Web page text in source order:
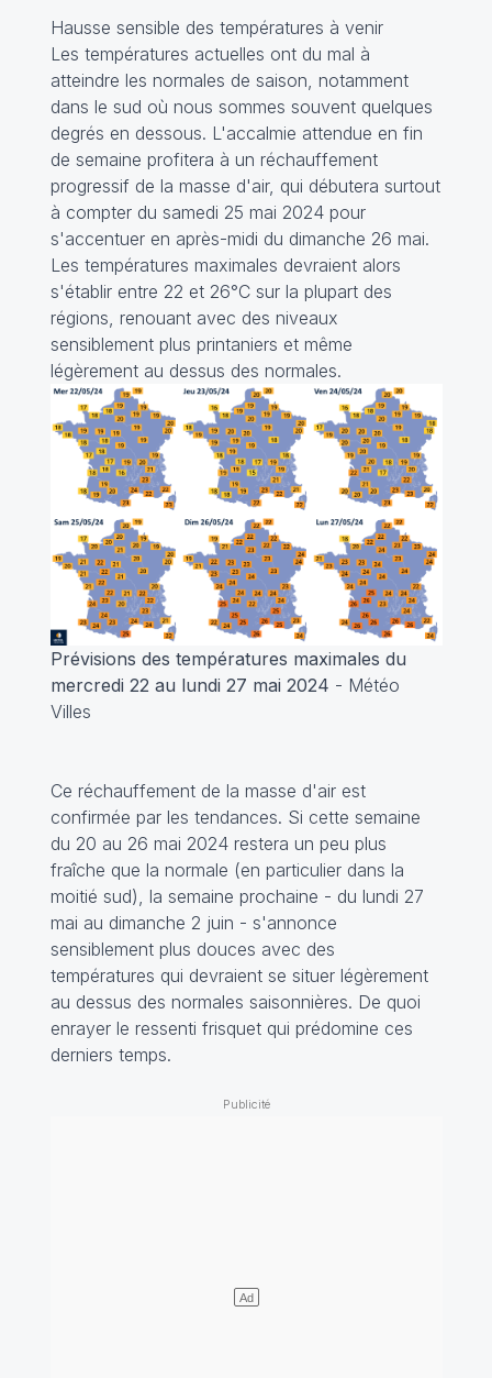
Hausse sensible des températures à venir
Les températures actuelles ont du mal à
atteindre les normales de saison, notamment
dans le sud où nous sommes souvent quelques
degrés en dessous. L'accalmie attendue en fin
de semaine profitera à un réchauffement
progressif de la masse d'air, qui débutera surtout
à compter du samedi 25 mai 2024 pour
s'accentuer en après-midi du dimanche 26 mai.
Les températures maximales devraient alors
s'établir entre 22 et 26°C sur la plupart des
régions, renouant avec des niveaux
sensiblement plus printaniers et même
légèrement au dessus des normales.
Prévisions des températures maximales du
mercredi 22 au lundi 27 mai 2024 - Météo
Villes
Ce réchauffement de la masse d'air est
confirmée par les tendances. Si cette semaine
du 20 au 26 mai 2024 restera un peu plus
fraîche que la normale (en particulier dans la
moitié sud), la semaine prochaine - du lundi 27
mai au dimanche 2 juin - s'annonce
sensiblement plus douces avec des
températures qui devraient se situer légèrement
au dessus des normales saisonnières. De quoi
enrayer le ressenti frisquet qui prédomine ces
derniers temps.